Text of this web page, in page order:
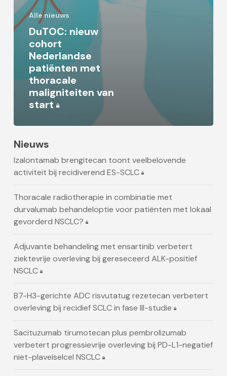
Alle nieuws
DuTOC: nieuw
cohort
Nederlandse
patiënten met
thoracale
maligniteiten van
start
Nieuws
Izalontamab brengitecan toont veelbelovende
activiteit bij recidiverend ES-SCLC
Thoracale radiotherapie in combinatie met
durvalumab behandeloptie voor patiënten met lokaal
gevorderd NSCLC?
Adjuvante behandeling met ensartinib verbetert
ziektevrije overleving bij gereseceerd ALK-positief
NSCLC
B7-H3-gerichte ADC risvutatug rezetecan verbetert
overleving bij recidief SCLC in fase III-studie
Sacituzumab tirumotecan plus pembrolizumab
verbetert progressievrije overleving bij PD-L1-negatief
niet-plaveiselcel NSCLC